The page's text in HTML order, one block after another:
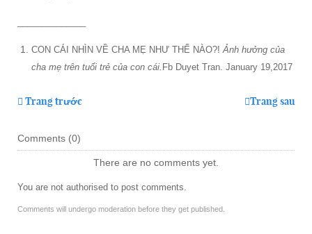
CON CÁI NHÌN VỀ CHA MẸ NHƯ THẾ NÀO?! Ảnh hưởng của
cha mẹ trên tuổi trẻ của con cái. Fb Duyet Tran. January 19,2017
Trang trước Trang sau
Comments (0)
There are no comments yet.
You are not authorised to post comments.
Comments will undergo moderation before they get published.